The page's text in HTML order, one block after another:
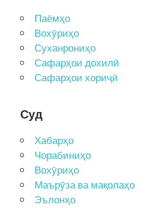
Паёмҳо
Вохӯриҳо
Суханрониҳо
Сафарҳои дохилӣ
Сафарҳои хориҷӣ
Суд
Хабарҳо
Чорабиниҳо
Вохӯриҳо
Маърӯза ва мақолаҳо
Эълонҳо